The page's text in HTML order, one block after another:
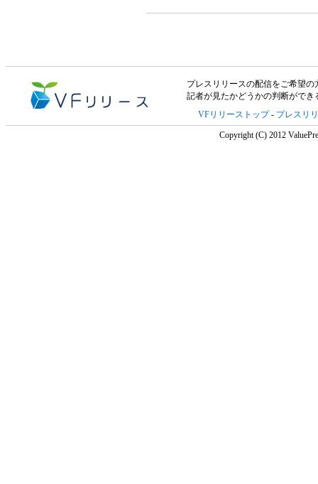
プレスリリースの配信をご希望の
記者が見たかどうかの判断がで
VFリリーストップ- プレスリ
Copyright (C) 2012